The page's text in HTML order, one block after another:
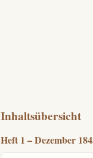
Inhaltsübersicht
Heft 1 – Dezember